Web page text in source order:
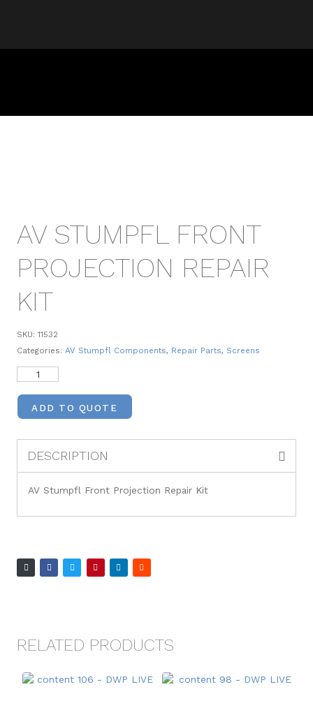
AV STUMPFL FRONT
PROJECTION REPAIR
KIT
SKU: 11532
Categories: AV Stumpfl Components, Repair Parts, Screens
ADD TO QUOTE
DESCRIPTION
AV Stumpfl Front Projection Repair Kit
RELATED PRODUCTS